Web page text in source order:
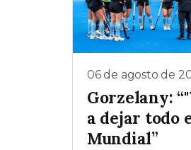
06 de agosto de
Gorzelany:
a dejar todo
Mundial”